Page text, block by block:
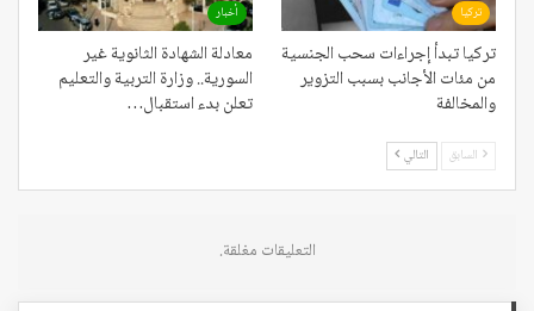
تركيا
تركيا تبدأ إجراءات سحب الجنسية
من مئات الأجانب بسبب التزوير
والمخالفة
أخبار
معادلة الشهادة الثانوية غير
السورية.. وزارة التربية والتعليم
تعلن بدء استقبال…
السابق التالي
التعليقات مغلقة.